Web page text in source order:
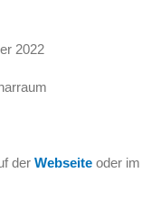
2022
der Webseite oder im